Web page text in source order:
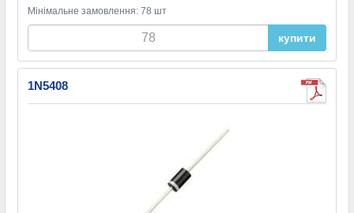
Мінімальне замовлення: 78 шт
купити
1N5408